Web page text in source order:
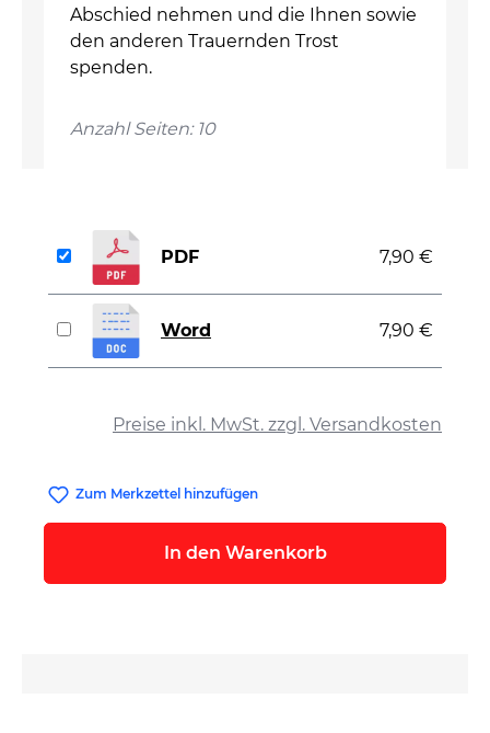
Abschied nehmen und die Ihnen sowie
den anderen Trauernden Trost
spenden.
Anzahl Seiten: 10
Preise inkl. MwSt. zzgl. Versandkosten
PDF 7,90 €
Word 7,90 €
Zum Merkzettel hinzufügen
In den Warenkorb